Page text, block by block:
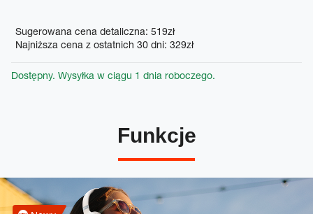
Promotions
Sugerowana cena detaliczna: 519zł
Najniższa cena z ostatnich 30 dni: 329zł
Dostępny. Wysyłka w ciągu 1 dnia roboczego.
Funkcje